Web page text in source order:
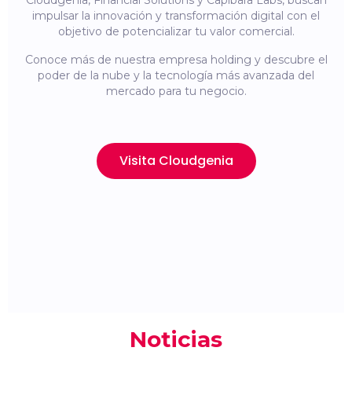
impulsar la innovación y transformación digital con el
objetivo de potencializar tu valor comercial.
Conoce más de nuestra empresa holding y descubre el
poder de la nube y la tecnología más avanzada del
mercado para tu negocio.
Visita Cloudgenia
Noticias